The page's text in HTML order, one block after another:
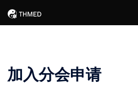
加入分会申请